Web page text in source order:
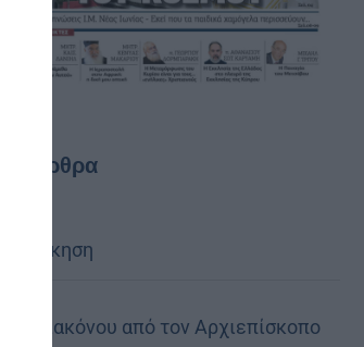
άρθρα
εκδίκηση
Διακόνου από τον Αρχιεπίσκοπο